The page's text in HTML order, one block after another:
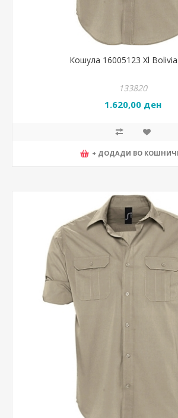
Кошула 16005123 Xl
133820
1.620,00 ден
+ ДОДАДИ ВО